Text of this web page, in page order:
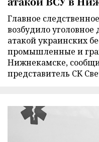
Главное
возбудило уголовное
атакой украинских
промышленные и
Нижнекамске,
представитель СК